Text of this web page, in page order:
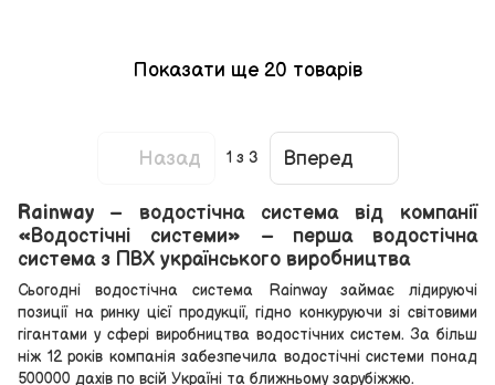
Показати ще 20 товарів
Назад 1 з 3 Вперед
Rainway – водостічна система від компанії
«Водостічні системи» – перша водостічна
система з ПВХ українського виробництва
Сьогодні водостічна система Rainway займає лідируючі
позиції на ринку цієї продукції, гідно конкуруючи зі світовими
гігантами у сфері виробництва водостічних систем. За більш
ніж 12 років компанія забезпечила водостічні системи понад
500000 дахів по всій Україні та ближньому зарубіжжю.